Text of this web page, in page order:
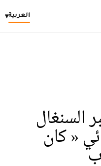
العربية▾
السنغال
« كان